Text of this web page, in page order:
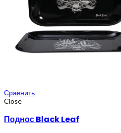
Сравнить
Close
Поднос Black Leaf